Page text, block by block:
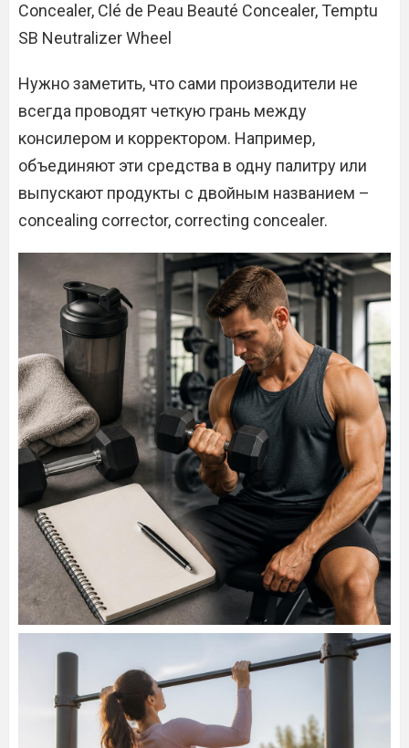
Concealer, Clé de Peau Beauté Concealer, Temptu
SB Neutralizer Wheel
Нужно заметить, что сами производители не
всегда проводят четкую грань между
консилером и корректором. Например,
объединяют эти средства в одну палитру или
выпускают продукты с двойным названием –
concealing corrector, correcting concealer.